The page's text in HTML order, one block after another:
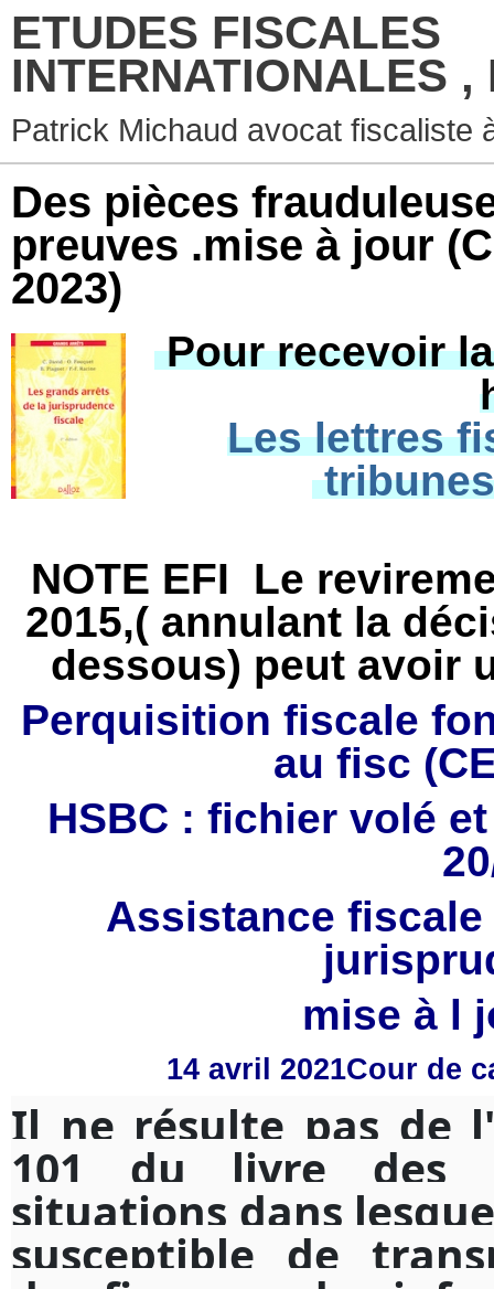
ETUDES FISCALES
INTERNATIONALES ,
Patrick Michaud avocat fiscaliste
Des pièces
preuves .mise à jour
2023)
Pour recevoir
Les lettres
NOTE EFI Le
2015,( annulant la
dessous) peut avoir
Perquisition fiscale
au fisc
HSBC : fichier volé
Assistance
mise à l
14 avril 2021Cour de
Il ne résulte pas de
101 du livre des
situations dans
susceptible de